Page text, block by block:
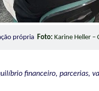
própria Foto: Karine Heller –
financeiro, parcerias,